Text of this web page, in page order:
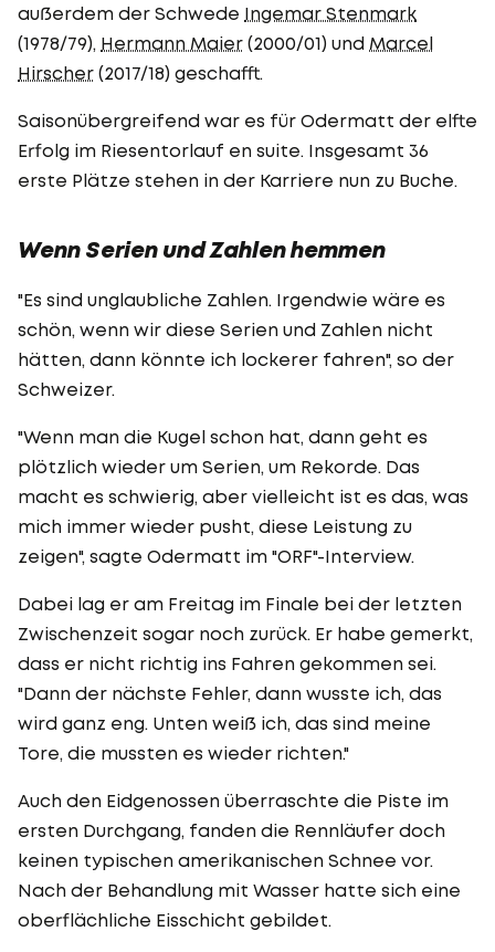
außerdem der Schwede Ingemar Stenmark
(1978/79), Hermann Maier (2000/01) und Marcel
Hirscher (2017/18) geschafft.
Saisonübergreifend war es für Odermatt der elfte
Erfolg im Riesentorlauf en suite. Insgesamt 36
erste Plätze stehen in der Karriere nun zu Buche.
Wenn Serien und Zahlen hemmen
"Es sind unglaubliche Zahlen. Irgendwie wäre es
schön, wenn wir diese Serien und Zahlen nicht
hätten, dann könnte ich lockerer fahren", so der
Schweizer.
"Wenn man die Kugel schon hat, dann geht es
plötzlich wieder um Serien, um Rekorde. Das
macht es schwierig, aber vielleicht ist es das, was
mich immer wieder pusht, diese Leistung zu
zeigen", sagte Odermatt im "ORF"-Interview.
Dabei lag er am Freitag im Finale bei der letzten
Zwischenzeit sogar noch zurück. Er habe gemerkt,
dass er nicht richtig ins Fahren gekommen sei.
"Dann der nächste Fehler, dann wusste ich, das
wird ganz eng. Unten weiß ich, das sind meine
Tore, die mussten es wieder richten."
Auch den Eidgenossen überraschte die Piste im
ersten Durchgang, fanden die Rennläufer doch
keinen typischen amerikanischen Schnee vor.
Nach der Behandlung mit Wasser hatte sich eine
oberflächliche Eisschicht gebildet.